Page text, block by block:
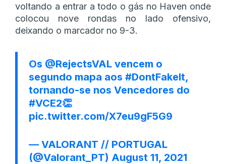
voltando a entrar a todo o gás no Haven onde
colocou nove rondas no lado ofensivo,
deixando o marcador no 9-3.
Os @RejectsVAL vencem o
segundo mapa aos #DontFakeIt,
tornando-se nos Vencedores do
#VCE2👏
pic.twitter.com/X7eu9gF5G9
— VALORANT // PORTUGAL
(@Valorant_PT) August 11, 2021